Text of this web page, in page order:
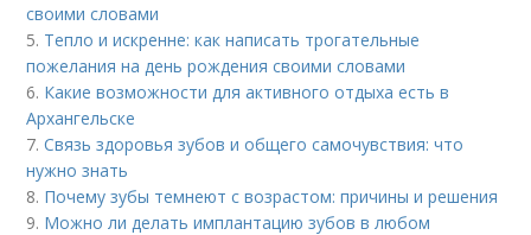
своими словами
5. Тепло и искренне: как написать трогательные
пожелания на день рождения своими словами
6. Какие возможности для активного отдыха есть в
Архангельске
7.Связь здоровья зубов и общего самочувствия: что
нужно знать
8. Почему зубы темнеют с возрастом: причины и решения
9. Можно ли делать имплантацию зубов в любом